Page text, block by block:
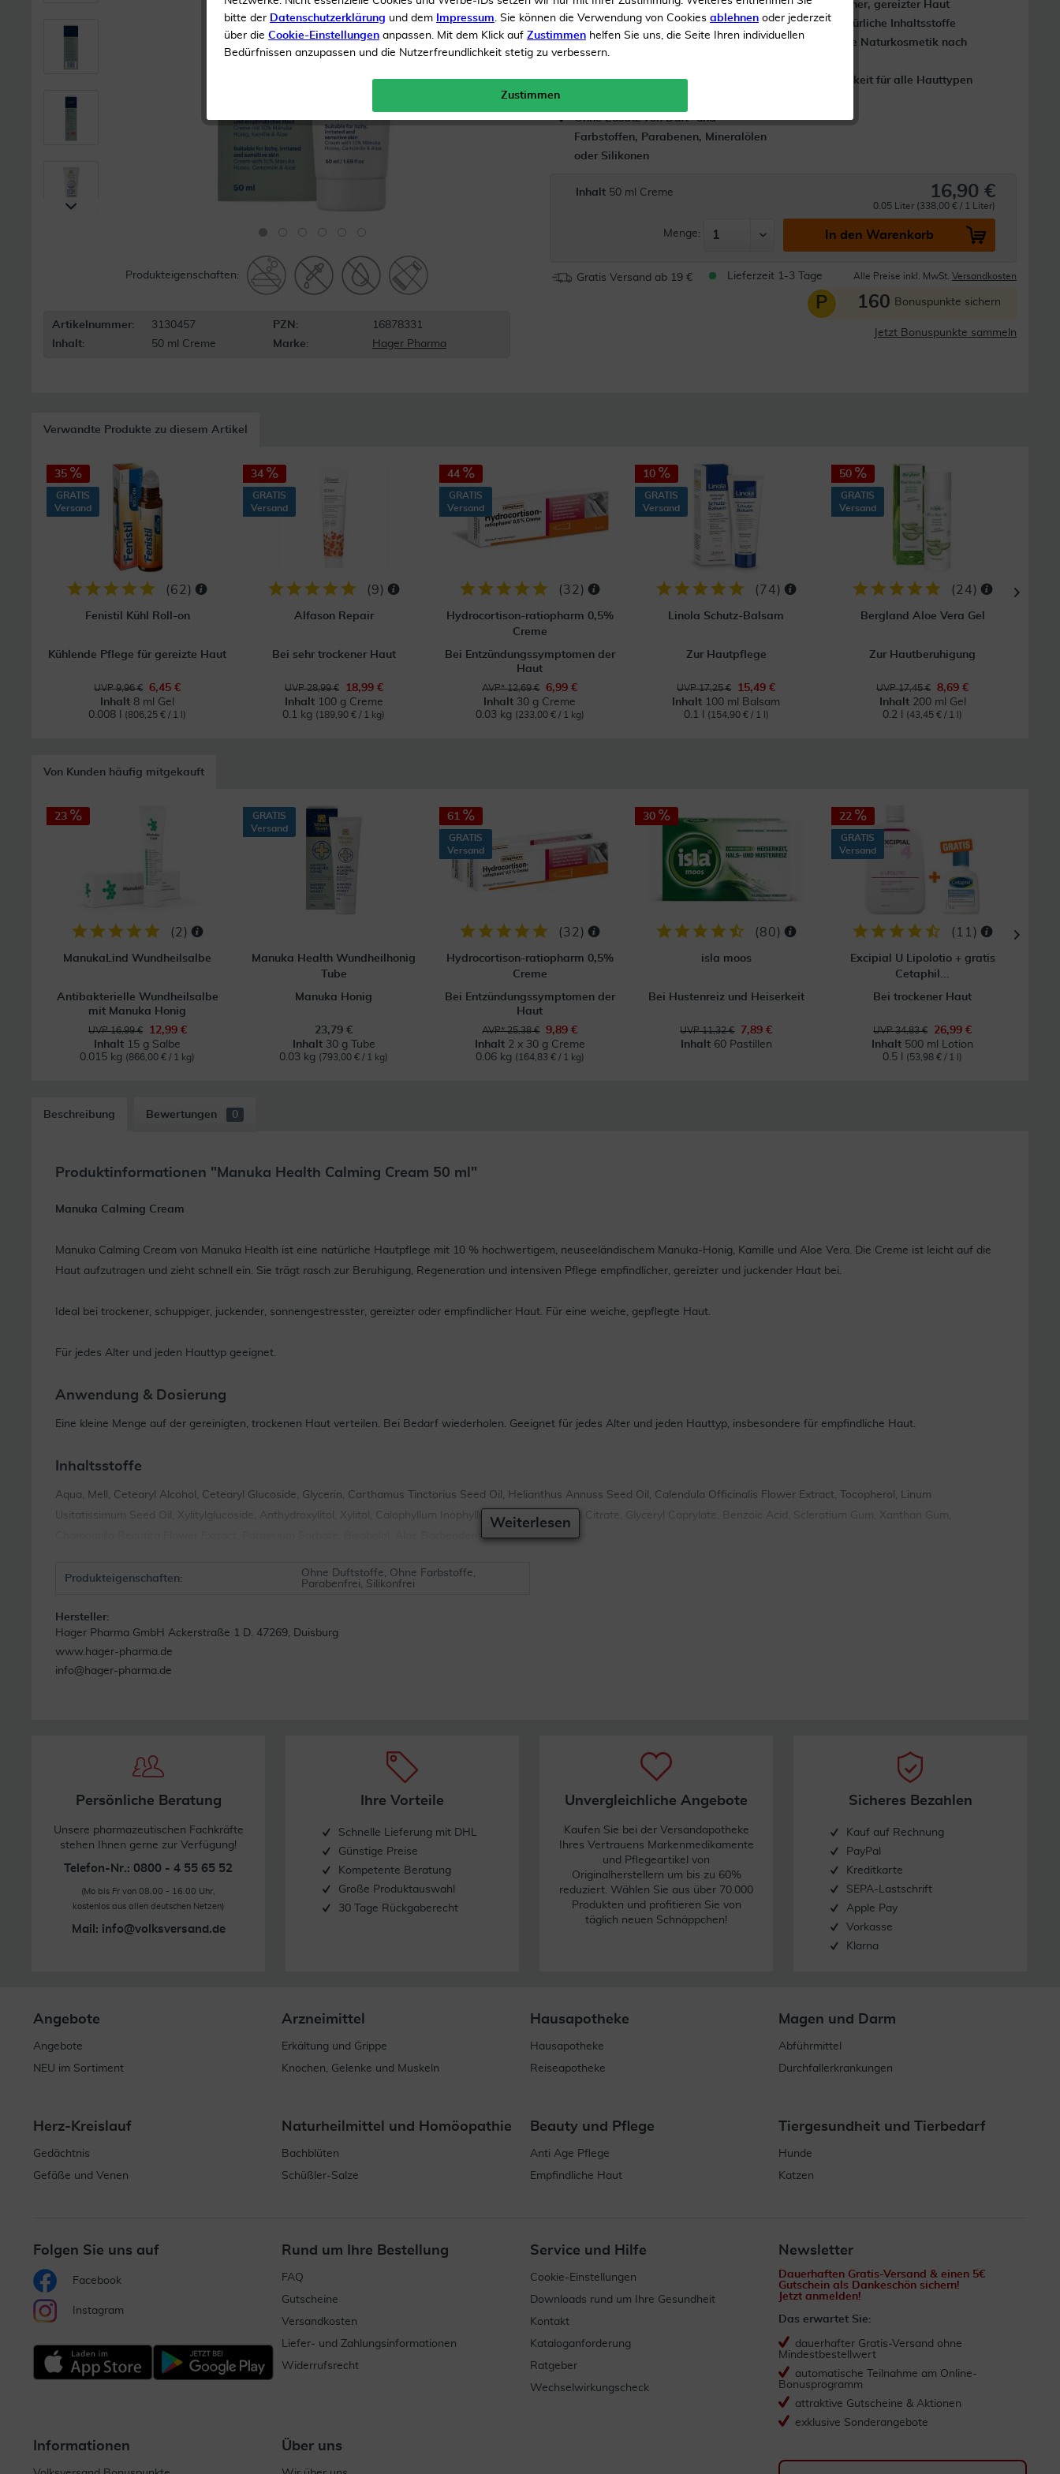
empfindlicher, gereizter Haut
Angereichert mit Kamille und Aloe
Vera
99,7?% natürliche Inhaltsstoffe
Zertifizierte Naturkosmetik nach
Dermatologisch getestet
Verträglichkeit für alle Hauttypen
Ohne Zusatz von Duft- und
Farbstoffen, Parabenen, Mineralölen
oder Silikonen
Produkteigenschaften:
Artikelnummer: 3130457 PZN:
16878331
Inhalt:
50 ml Creme Marke: Hager Pharma
Inhalt50 ml Creme 16,90 €
0.05 Liter (338,00 € / 1 Liter)
Menge: In den Warenkorb
Gratis Versand ab 19 € Lieferzeit 1-3 Tage Alle Preise inkl. MwSt. Versandkosten
P 160 Bonuspunkte sichern
Jetzt Bonuspunkte sammeln
Verwandte Produkte zu diesem Artikel
35
GRATIS
Versand
(62 )
Fenistil Kühl Roll-on
Kühlende Pflege für gereizte Haut
UVP 9,96 €
6,45 €
Inhalt 8 ml Gel
0.008 l
(806,25 € / 1 l)
34
GRATIS
Versand
(9)
Alfason Repair
Bei sehr trockener Haut
UVP 28,99 €
18,99 €
Inhalt 100 g Creme
0.1 kg (189,90 € / 1 kg)
44
GRATIS
Versand
(32 )
Hydrocortison-ratiopharm 0,5%
Creme
Bei Entzündungssymptomen der
Haut
AVP* 12,69 €
6,99 €
Inhalt 30 g Creme
0.03 kg (233,00 € / 1 kg)
10
GRATIS
Versand
( 74)
Linola Schutz-Balsam
Zur Hautpflege
UVP 17,25 €
15,49 €
Inhalt 100 ml Balsam
0.1 l
(154,90 € / 1 l)
50
GRATIS
Versand
(24)
Bergland Aloe Vera Gel
Zur Hautberuhigung
UVP 17,45 €
8,69 €
Inhalt 200 ml Gel
0.2 l
(43,45 € / 1 l)
Von Kunden häufig mitgekauft
23
(2 )
ManukaLind Wundheilsalbe
Antibakterielle Wundheilsalbe
mit Manuka Honig
UVP 16,99 €
12,99 €
Inhalt 15 g Salbe
0.015 kg (866,00 € / 1 kg)
GRATIS
Versand
Manuka Health Wundheilhonig
Tube
Manuka Honig
23,79 €
Inhalt 30 g Tube
0.03 kg (793,00 € / 1 kg)
61
GRATIS
Versand
(32 )
Hydrocortison-ratiopharm 0,5%
Creme
Bei Entzündungssymptomen der
Haut
AVP* 25,38 €
9,89 €
Inhalt 2 x 30 g Creme
0.06 kg (164,83 € / 1 kg)
30
(80)
isla moos
Bei Hustenreiz und Heiserkeit
UVP 11,32 €
7,89 €
Inhalt 60 Pastillen
22
GRATIS
Versand
( 11 )
Excipial U Lipolotio + gratis
Cetaphil...
Bei trockener Haut
UVP 34,83 €
26,99 €
Inhalt 500 ml Lotion
0.5 l
(53,98 € / 1 l)
Beschreibung Bewertungen 0
Produktinformationen "Manuka Health Calming Cream 50 ml"
Manuka Calming Cream
Manuka Calming Cream von Manuka Health ist eine natürliche Hautpflege mit 10 % hochwertigem, neuseeländischem Manuka-Honig, Kamille und Aloe Vera. Die Creme ist leicht auf die
Haut aufzutragen und zieht schnell ein. Sie trägt rasch zur Beruhigung, Regeneration und intensiven Pflege empfindlicher, gereizter und juckender Haut bei.
Ideal bei trockener, schuppiger, juckender, sonnengestresster, gereizter oder empfindlicher Haut. Für eine weiche, gepflegte Haut.
Für jedes Alter und jeden Hauttyp geeignet.
Anwendung & Dosierung
Eine kleine Menge auf der gereinigten, trockenen Haut verteilen. Bei Bedarf wiederholen. Geeignet für jedes Alter und jeden Hauttyp, insbesondere für empfindliche Haut.
Inhaltsstoffe
Aqua, Mell, Cetearyl Alcohol, Cetearyl Glucoside, Glycerin, Carthamus Tinctorius Seed Oil, Helianthus Annuss Seed Oil, Calendula Officinalis Flower Extract, Tocopherol, Linum
Usitatissimum Seed Oil, Xylitylglucoside, Anthydroxylitol, Xylitol, Calophyllum Inophyllum Seed Oil, Triethyl Citrate, Glyceryl Caprylate, Benzoic Acid, Sclerotium Gum, Xanthan Gum,
Chamomilla Recutita Flower Extract, Potassium Sorbate, Bisabolol, Aloe Barbendensis Leaf Juice Powder
Weiterlesen
Produkteigenschaften:
Ohne Duftstoffe, Ohne Farbstoffe,
Parabenfrei, Silikonfrei
Hersteller:
Hager Pharma GmbH Ackerstraße 1 D. 47269, Duisburg
www.hager-pharma.de
info@hager-pharma.de
Persönliche Beratung
Unsere pharmazeutischen Fachkräfte
stehen Ihnen gerne zur Verfügung!
Telefon-Nr.: 0800 - 4 55 65 52
(Mo bis Fr von 08.00 - 16.00 Uhr,
kostenlos aus allen deutschen Netzen)
Mail: info@volksversand.de
Ihre Vorteile
Schnelle Lieferung mit DHL
Günstige Preise
Kompetente Beratung
Große Produktauswahl
30 Tage Rückgaberecht
Unvergleichliche Angebote
Kaufen Sie bei der Versandapotheke
Ihres Vertrauens Markenmedikamente
und Pflegeartikel von
Originalherstellern um bis zu 60%
reduziert. Wählen Sie aus über 70.000
Produkten und profitieren Sie von
täglich neuen Schnäppchen!
Sicheres Bezahlen
Kauf auf Rechnung
PayPal
Kreditkarte
SEPA-Lastschrift
Apple Pay
Vorkasse
Klarna
Angebote
Angebote
NEU im Sortiment
Arzneimittel
Erkältung und Grippe
Knochen, Gelenke und Muskeln
Hausapotheke
Hausapotheke
Reiseapotheke
Magen und Darm
Abführmittel
Durchfallerkrankungen
Herz-Kreislauf
Gedächtnis
Gefäße und Venen
Naturheilmittel und Homöopathie
Bachblüten
Schüßler-Salze
Beauty und Pflege
Anti Age Pflege
Empfindliche Haut
Tiergesundheit und Tierbedarf
Hunde
Katzen
Folgen Sie uns auf
Facebook
Instagram
Rund um Ihre Bestellung
FAQ
Gutscheine
Versandkosten
Liefer- und Zahlungsinformationen
Widerrufsrecht
Service und Hilfe
Cookie-Einstellungen
Downloads rund um Ihre Gesundheit
Kontakt
Kataloganforderung
Ratgeber
Wechselwirkungscheck
Informationen Über uns
Newsletter
Dauerhaften Gratis-Versand & einen 5€
Gutschein als Dankeschön sichern!
Jetzt anmelden!
Das erwartet Sie:
dauerhafter Gratis-Versand ohne
Mindestbestellwert
automatische Teilnahme am Online-
Bonusprogramm
attraktive Gutscheine & Aktionen
exklusive Sonderangebote
bitte der Datenschutzerklärung und dem Impressum. Sie können die Verwendung von Cookies ablehnen oder jederzeit
über die Cookie-Einstellungen anpassen. Mit dem Klick auf Zustimmen helfen Sie uns, die Seite Ihren individuellen
Bedürfnissen anzupassen und die Nutzerfreundlichkeit stetig zu verbessern.
Zustimmen